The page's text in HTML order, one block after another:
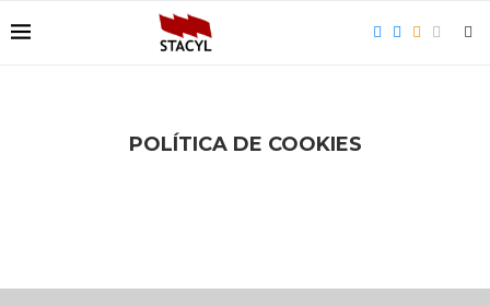
POLÍTICA DE COOKIES